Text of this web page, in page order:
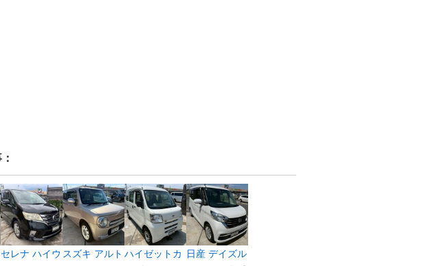
セレナ ハイウ スズキ アルト ハイゼットカ
日産 デイズル